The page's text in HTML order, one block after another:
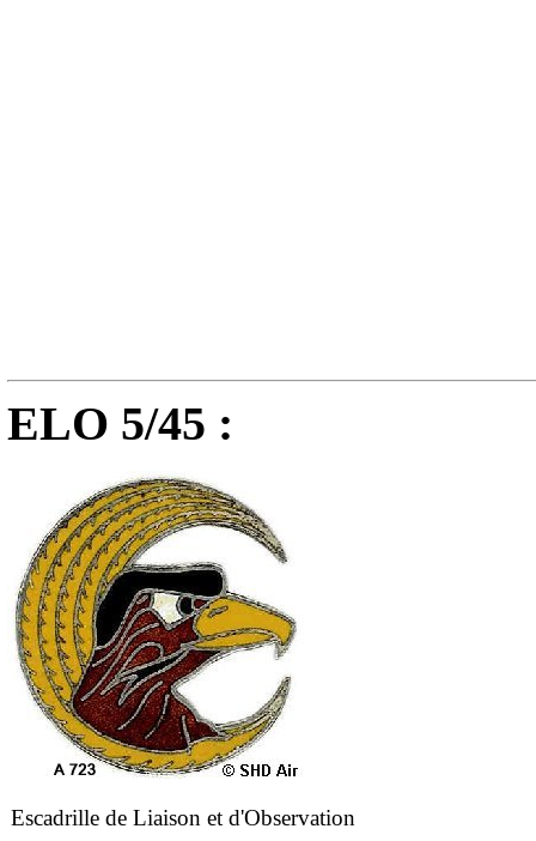
ELO 5/45 :
Escadrille de Liaison et d'Observation